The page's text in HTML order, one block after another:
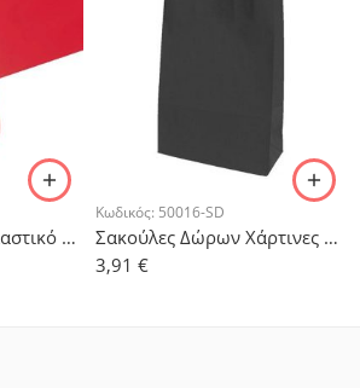
Τραπεζομάντηλο πλαστικό Κόκκινο 1.37m x 2.74m
Κωδικός: 50016-SD
Σακούλες Δώρων Χάρτινες Μαύρες – 5τμχ.
3,91 €